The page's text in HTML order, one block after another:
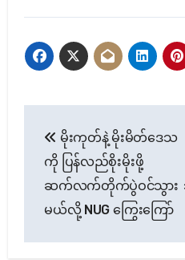
navigation
မိုးကုတ်နဲ့ မိုးမိတ်ဒေသ
ကို ပြန်လည်စိုးမိုးဖို့
ဆက်လက်တိုက်ပွဲဝင်သွား
မယ်လို့ NUG ကြွေးကြော်